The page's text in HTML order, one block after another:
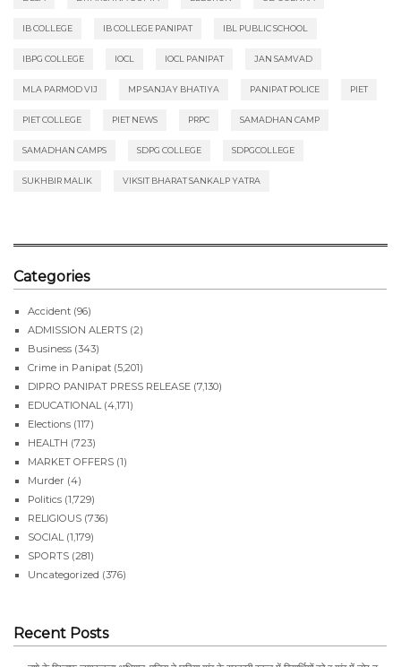
IB COLLEGE IB COLLEGE PANIPAT IBL PUBLIC SCHOOL
IBPG COLLEGE IOCL IOCL PANIPAT JAN SAMVAD
MLA PARMOD VIJ MP SANJAY BHATIYA PANIPAT POLICE PIET
PIET COLLEGE PIET NEWS PRPC SAMADHAN CAMP
SAMADHAN CAMPS SDPG COLLEGE SDPGCOLLEGE
SUKHBIR MALIK VIKSIT BHARAT SANKALP YATRA
Categories
Accident (96)
ADMISSION ALERTS (2)
Business (343)
Crime in Panipat (5,201)
DIPRO PANIPAT PRESS RELEASE (7,130)
EDUCATIONAL (4,171)
Elections (117)
HEALTH (723)
MARKET OFFERS (1)
Murder (4)
Politics (1,729)
RELIGIOUS (736)
SOCIAL (1,179)
SPORTS (281)
Uncategorized (376)
Recent Posts